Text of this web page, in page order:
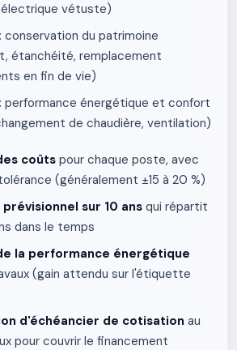
vétuste)
conservation du patrimoine
étanchéité, remplacement
en fin de vie)
performance énergétique et confort
de chaudière, ventilation)
coûts pour chaque poste, avec
(généralement ±15 à 20 %)
sur 10 ans qui répartit
dans le temps
la performance énergétique
(gain attendu sur l'étiquette
d'échéancier de cotisation au
pour couvrir le financement